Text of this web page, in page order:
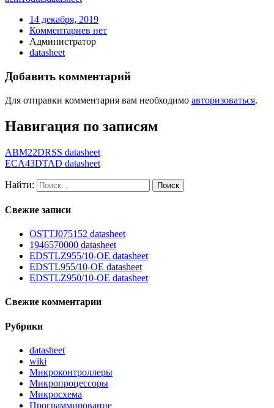
14 декабря, 2019
Комментариев нет
Администратор
datasheet
Добавить комментарий
Для отправки комментария вам необходимо авторизоваться.
Навигация по записям
ABM22DRSS datasheet
ECA43DTAD datasheet
Найти:
Свежие записи
OSTTJ075152 datasheet
1946570000 datasheet
EDSTLZ955/10-OE datasheet
EDSTL955/10-OE datasheet
EDSTLZ950/10-OE datasheet
Свежие комментарии
Рубрики
datasheet
wiki
Микроконтроллеры
Микропроцессоры
Микросхема
Программирование